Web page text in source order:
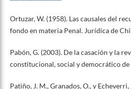
Ortuzar, W. (1958). Las causales del
fondo en materia Penal. Jurídica de
Pabón, G. (2003). De la casación y la
constitucional, social y democrático
Patiño, J. M., Granados, O., y Echeverri,